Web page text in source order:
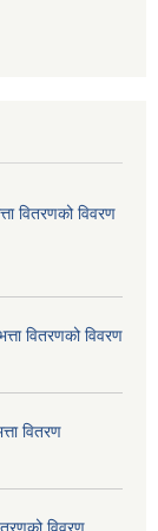
वितरणको विवरण
वितरणको विवरण
वितरण